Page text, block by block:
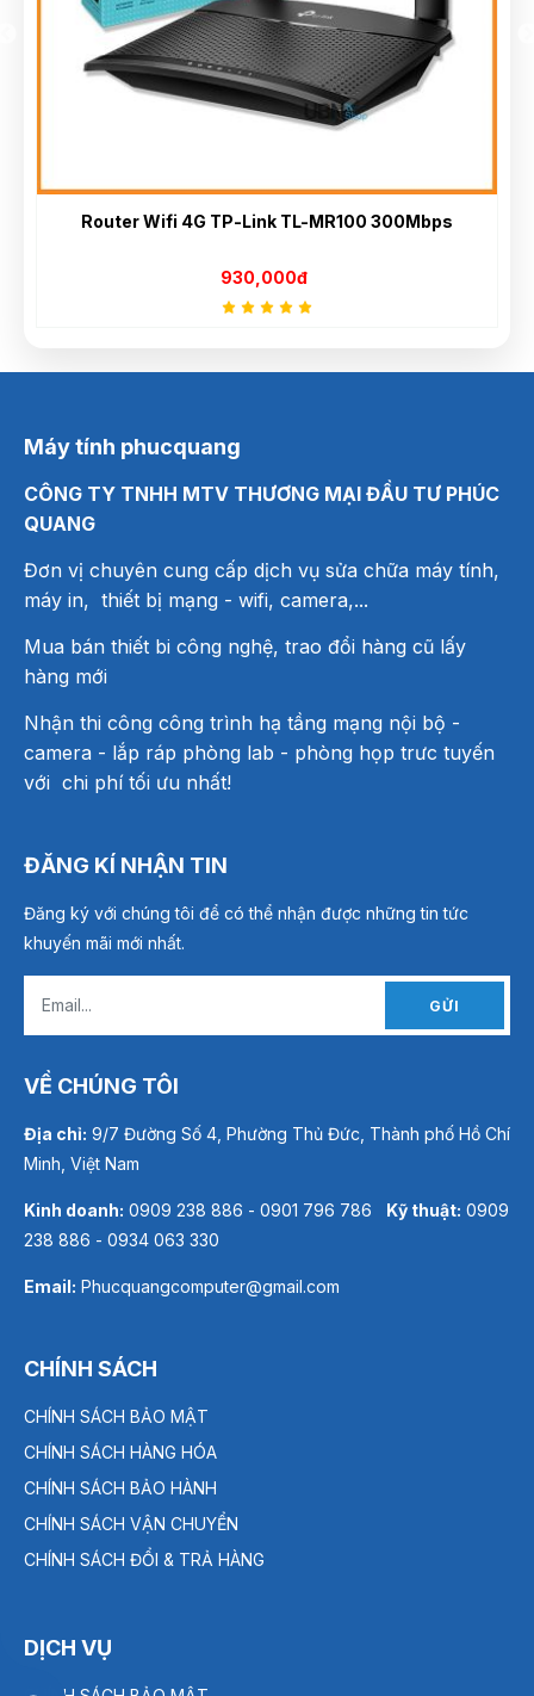
Router Wifi 4G TP-Link TL-MR100 300Mbps
930,000đ
Máy tính phucquang
CÔNG TY TNHH MTV THƯƠNG MẠI ĐẦU TƯ PHÚC
QUANG
Đơn vị chuyên cung cấp dịch vụ sửa chữa máy tính,
máy in, thiết bị mạng - wifi, camera,...
Mua bán thiết bi công nghệ, trao đổi hàng cũ lấy
hàng mới
Nhận thi công công trình hạ tầng mạng nội bộ -
camera - lắp ráp phòng lab - phòng họp trưc tuyến
với chi phí tối ưu nhất!
ĐĂNG KÍ NHẬN TIN
Đăng ký với chúng tôi để có thể nhận được những tin tức
khuyến mãi mới nhất.
GỬI
VỀ CHÚNG TÔI
Địa chỉ: 9/7 Đường Số 4, Phường Thủ Đức, Thành phố Hồ Chí
Minh, Việt Nam
Kinh doanh: 0909 238 886 - 0901 796 786 Kỹ thuật: 0909
238 886 - 0934 063 330
Email: Phucquangcomputer@gmail.com
CHÍNH SÁCH
CHÍNH SÁCH BẢO MẬT
CHÍNH SÁCH HÀNG HÓA
CHÍNH SÁCH BẢO HÀNH
CHÍNH SÁCH VẬN CHUYỂN
CHÍNH SÁCH ĐỔI & TRẢ HÀNG
DỊCH VỤ